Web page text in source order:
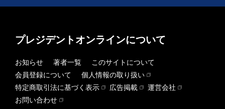
プレジデントオンラインについて
お知らせ 著者一覧
このサイトについて
会員登録について
個人情報の取り扱い
特定商取引法に基づく表示
広告掲載
運営会社
お問い合わせ